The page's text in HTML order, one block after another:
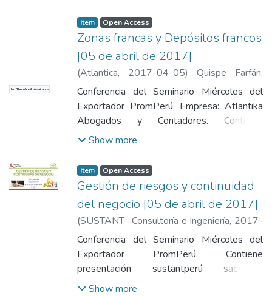
especializadas y eventos nacionales e
internacionales.
No Thumbnail Available
Item Open Access
Zonas francas y Depósitos francos
[05 de abril de 2017]
(Atlantica, 2017-04-05) Quispe Farfán,
Percy Hugo
Conferencia del Seminario Miércoles del
Exportador PromPerú. Empresa: Atlantika
Abogados y Contadores. Contiene:
Descripción, la zona franca de Tacna,
de usuarios (condición de usuario
Administrador de Depósito Franco), origen,
beneficios aduaneros ZOFRATACNA,
recomendaciones y conclusiones.
Show more
Item Open Access
Gestión de riesgos y continuidad
del negocio [05 de abril de 2017]
(SUSTANT -Consultoría e Ingeniería, 2017-
04-05)Tejeda, Michel;Sullcaray Rivera,
Jessica
Conferencia del Seminario Miércoles del
Exportador PromPerú. Contiene
presentación sustantperú sac -
cumplimiento legal base y viabilidad de
Show more